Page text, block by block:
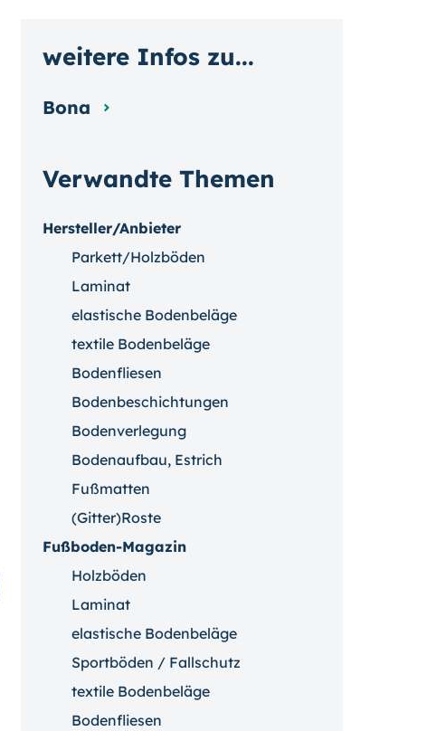
Verwandte Themen
Hersteller/Anbieter
Parkett/Holzböden
Laminat
elastische Bodenbeläge
textile Bodenbeläge
Bodenfliesen
Bodenbeschichtungen
Bodenverlegung
Bodenaufbau, Estrich
Fußmatten
(Gitter)Roste
Fußboden-Magazin
Holzböden
Laminat
elastische Bodenbeläge
Sportböden / Fallschutz
textile Bodenbeläge
Bodenfliesen
weitere Infos zu...
Bona